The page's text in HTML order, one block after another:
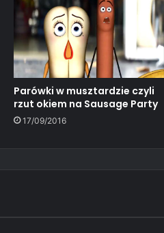
Parówki w musztardzie czyli
rzut okiem na Sausage Party
17/09/2016